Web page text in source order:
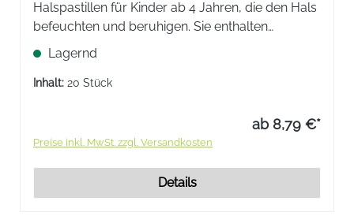
Halspastillen für Kinder ab 4 Jahren, die den Hals
befeuchten und beruhigen. Sie enthalten
Isländisch Moos, das sich wie ein Schutzfilm auf
die gereizte Schleimhaut legt und so vor weiteren
Reizungen schützt.
Lagernd
Inhalt: 20 Stück
ab 8,79 €*
Preise inkl. MwSt. zzgl. Versandkosten
Details